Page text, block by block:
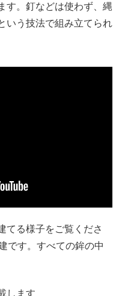
す。釘などは使わず、縄
いう技法で組み立てられ
てる様子をご覧くださ
です。すべての鉾の中
します